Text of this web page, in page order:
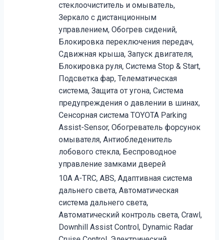
стеклоочиститель и омыватель,
Зеркало с дистанционным
управлением, Обогрев сидений,
Блокировка переключения передач,
Сдвижная крыша, Запуск двигателя,
Блокировка руля, Система Stop & Start,
Подсветка фар, Телематическая
система, Защита от угона, Система
предупреждения о давлении в шинах,
Сенсорная система TOYOTA Parking
Assist-Sensor, Обогреватель форсунок
омывателя, Антиобледенитель
лобового стекла, Беспроводное
управление замками дверей
10A A-TRC, ABS, Адаптивная система
дальнего света, Автоматическая
система дальнего света,
Автоматический контроль света, Crawl,
Downhill Assist Control, Dynamic Radar